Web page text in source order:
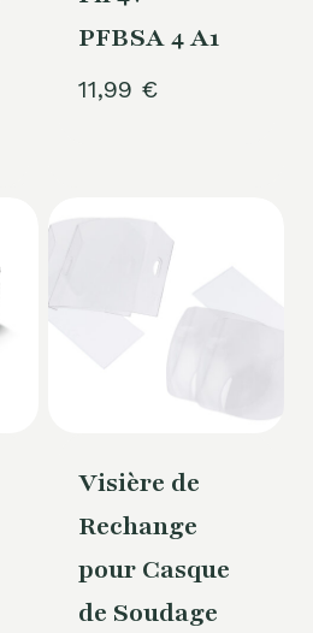
PFBSA 4 A1
11,99 €
Visière de
Rechange
pour Casque
de Soudage